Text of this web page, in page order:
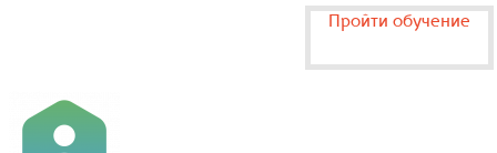
Пройти обучение